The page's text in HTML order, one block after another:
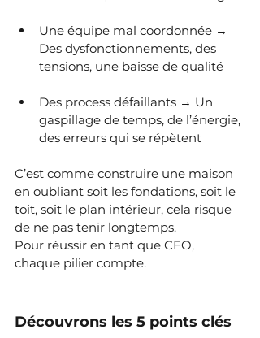
Une équipe mal coordonnée →
Des dysfonctionnements, des
tensions, une baisse de qualité
Des process défaillants → Un
gaspillage de temps, de l’énergie,
des erreurs qui se répètent
C’est comme construire une maison
en oubliant soit les fondations, soit le
toit, soit le plan intérieur, cela risque
de ne pas tenir longtemps.
Pour réussir en tant que CEO,
chaque pilier compte.
Découvrons les 5 points clés